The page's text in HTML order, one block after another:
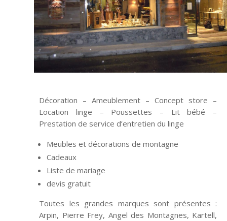
Décoration – Ameublement – Concept store –
Location linge – Poussettes – Lit bébé –
Prestation de service d’entretien du linge
Meubles et décorations de montagne
Cadeaux
Liste de mariage
devis gratuit
Toutes les grandes marques sont présentes :
Arpin, Pierre Frey, Angel des Montagnes, Kartell,